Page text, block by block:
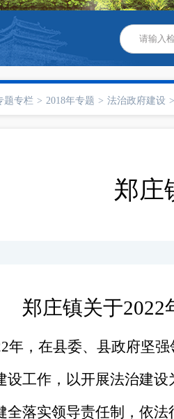
题专栏 > 2018年专题 > 法治政府建设 >
郑庄
镇关于2022年
年，在县委、县政府坚
设工作，以开展法治建
全落实领导责任制，依